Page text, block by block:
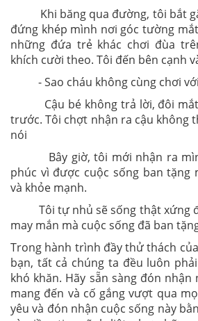
Khi băng qua đường, tôi bắt
đứng khép mình nơi góc tường
những đứa trẻ khác chơi đùa
khích cười theo. Tôi đến bên cạnh
- Sao cháu không cùng chơi với
Cậu bé không trả lời, đôi mắt
trước. Tôi chợt nhận ra cậu không
nói
Bây giờ, tôi mới nhận ra
phúc vì được cuộc sống ban tặng
và khỏe mạnh.
Tôi tự nhủ sẽ sống thật xứng
may mắn mà cuộc sống đã ban
Trong hành trình đầy thử thách
bạn, tất cả chúng ta đều luôn
khó khăn. Hãy sẵn sàng đón
mang đến và cố gắng vượt qua
yêu và đón nhận cuộc sống này